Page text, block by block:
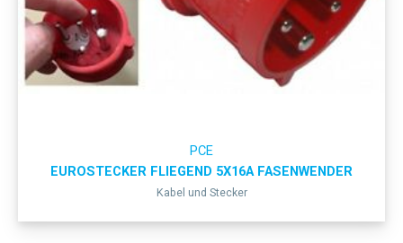
PCE
EUROSTECKER FLIEGEND 5X16A FASENWENDER
Kabel und Stecker